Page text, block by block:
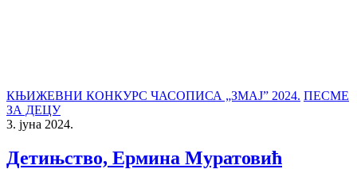
КЊИЖЕВНИ КОНКУРС ЧАСОПИСА „ЗМАЈ” 2024. ПЕСМЕ
ЗА ДЕЦУ
3. јуна 2024.
Детињство, Ермина Муратовић